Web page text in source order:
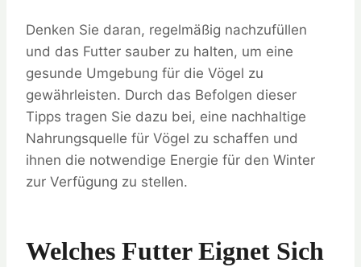
Denken Sie daran, regelmäßig nachzufüllen
und das Futter sauber zu halten, um eine
gesunde Umgebung für die Vögel zu
gewährleisten. Durch das Befolgen dieser
Tipps tragen Sie dazu bei, eine nachhaltige
Nahrungsquelle für Vögel zu schaffen und
ihnen die notwendige Energie für den Winter
zur Verfügung zu stellen.
Welches Futter Eignet Sich